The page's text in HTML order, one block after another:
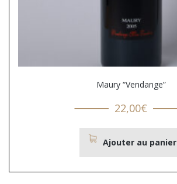
Maury “Vendange”
22,00€
Ajouter au panier